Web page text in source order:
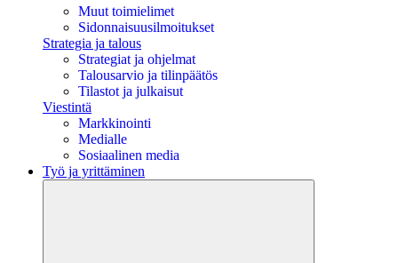
Muut toimielimet
Sidonnaisuusilmoitukset
Strategia ja talous
Strategiat ja ohjelmat
Talousarvio ja tilinpäätös
Tilastot ja julkaisut
Viestintä
Markkinointi
Medialle
Sosiaalinen media
Työ ja yrittäminen